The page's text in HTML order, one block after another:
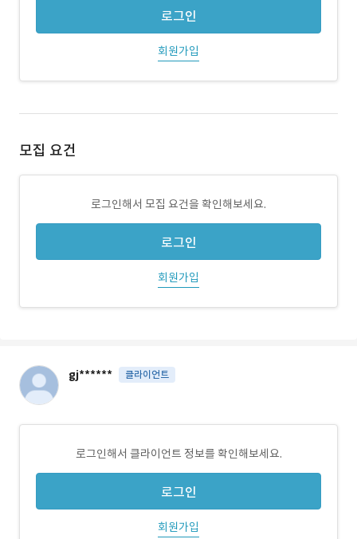
로그인
회원가입
모집 요건
로그인해서 모집 요건을 확인해보세요.
로그인
회원가입
gj****** 클라이언트
로그인해서 클라이언트 정보를 확인해보세요.
로그인
회원가입